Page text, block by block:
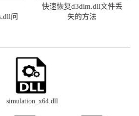
问
快速恢复d3dim.dll文件丢
失的方法
simulation_x64.dll